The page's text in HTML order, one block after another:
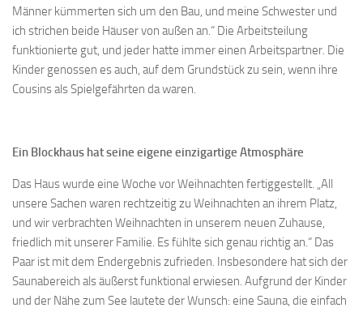
Männer kümmerten sich um den Bau, und meine Schwester und
ich strichen beide Häuser von außen an.“ Die Arbeitsteilung
funktionierte gut, und jeder hatte immer einen Arbeitspartner. Die
Kinder genossen es auch, auf dem Grundstück zu sein, wenn ihre
Cousins als Spielgefährten da waren.
Ein Blockhaus hat seine eigene einzigartige Atmosphäre
Das Haus wurde eine Woche vor Weihnachten fertiggestellt. „All
unsere Sachen waren rechtzeitig zu Weihnachten an ihrem Platz,
und wir verbrachten Weihnachten in unserem neuen Zuhause,
friedlich mit unserer Familie. Es fühlte sich genau richtig an.“ Das
Paar ist mit dem Endergebnis zufrieden. Insbesondere hat sich der
Saunabereich als äußerst funktional erwiesen. Aufgrund der Kinder
und der Nähe zum See lautete der Wunsch: eine Sauna, die einfach